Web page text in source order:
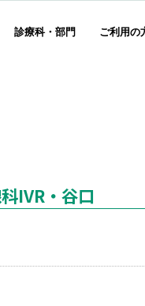
診療科・部門 ご利用の
IVR・谷口